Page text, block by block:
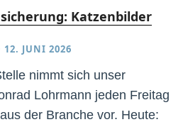
Katzenbilder
12. JUNI 2026
nimmt sich unser
Lohrmann jeden Freitag
der Branche vor. Heute: